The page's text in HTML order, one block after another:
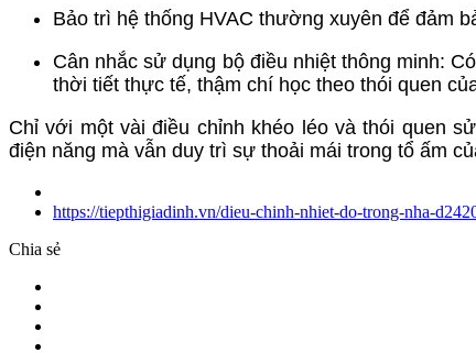
Bảo trì hệ thống HVAC thường xuyên để đảm
Cân nhắc sử dụng bộ điều nhiệt thông minh:
thời tiết thực tế, thậm chí học theo thói quen
Chỉ với một vài điều chỉnh khéo léo và thói quen
điện năng mà vẫn duy trì sự thoải mái trong tổ ấm
https://tiepthigiadinh.vn/dieu-chinh-nhiet-do-trong-nha-
Chia sẻ